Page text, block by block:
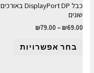
כבל DisplayPort DP באורכים
שונים
₪69.00
–
₪79.00
בחר אפשרויות